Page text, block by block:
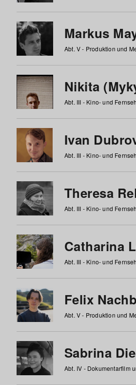
Markus
Abt. V - Produktion und
Nikita
Abt. III - Kino- und
Ivan
Abt. III - Kino- und
Theresa
Abt. III - Kino- und
Catharina
Abt. III - Kino- und
Felix
Abt. V - Produktion und
Sabrina
Abt. IV - Dokumentarfilm